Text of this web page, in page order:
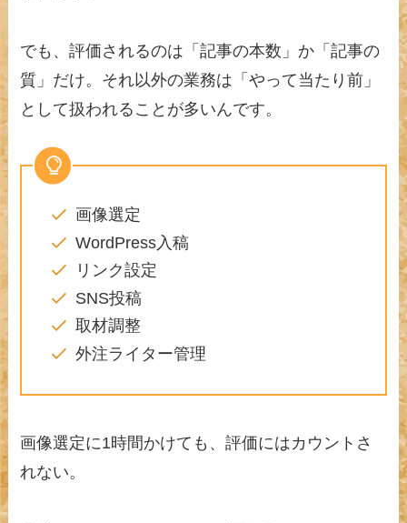
でも、評価されるのは「記事の本数」か「記事の
質」だけ。それ以外の業務は「やって当たり前」
として扱われることが多いんです。
画像選定
WordPress入稿
リンク設定
SNS投稿
取材調整
外注ライター管理
画像選定に1時間かけても、評価にはカウントさ
れない。